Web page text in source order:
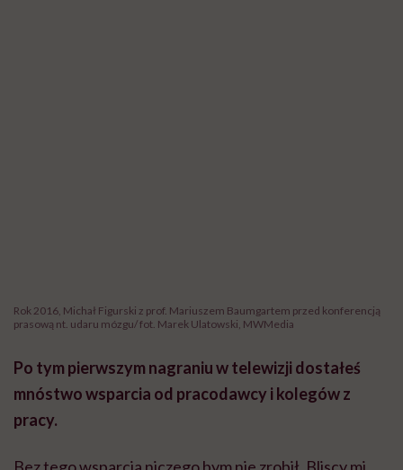
Rok 2016, Michał Figurski z prof. Mariuszem Baumgartem przed konferencją
prasową nt. udaru mózgu/ fot. Marek Ulatowski, MWMedia
Po tym pierwszym nagraniu w telewizji dostałeś
mnóstwo wsparcia od pracodawcy i kolegów z
pracy.